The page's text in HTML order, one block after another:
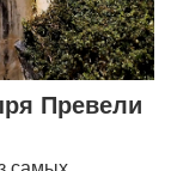
Превели